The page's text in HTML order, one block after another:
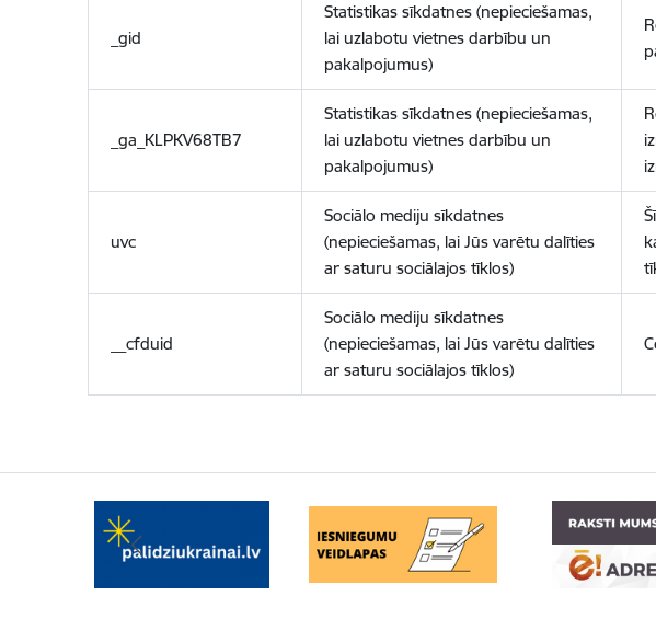
_gid
Statistikas sīkdatnes (nepieciešamas,
lai uzlabotu vietnes darbību un
pakalpojumus)
_ga_KLPKV68TB7
Statistikas sīkdatnes (nepieciešamas,
lai uzlabotu vietnes darbību un
pakalpojumus)
uvc
Sociālo mediju sīkdatnes
(nepieciešamas, lai Jūs varētu dalīties
ar saturu sociālajos tīklos)
__cfduid
Sociālo mediju sīkdatnes
(nepieciešamas, lai Jūs varētu dalīties
ar saturu sociālajos tīklos)